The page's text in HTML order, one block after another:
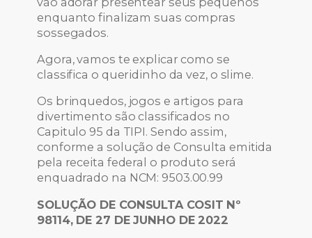
enquanto finalizam suas compras
sossegados.
Agora, vamos te explicar como se
classifica o queridinho da vez, o slime.
Os brinquedos, jogos e artigos para
divertimento são classificados no
Capitulo 95 da TIPI. Sendo assim,
conforme a solução de Consulta emitida
pela receita federal o produto será
enquadrado na NCM: 9503.00.99
SOLUÇÃO DE CONSULTA COSIT Nº
98114, DE 27 DE JUNHO DE 2022